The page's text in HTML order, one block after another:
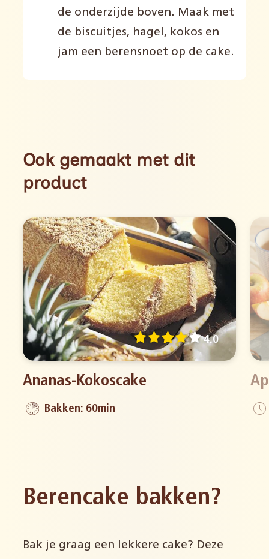
de onderzijde boven. Maak met
de biscuitjes, hagel, kokos en
jam een berensnoet op de cake.
Ook gemaakt met dit
product
Ananas-Kokoscake
Bakken: 60min
4.0
Berencake bakken?
Bak je graag een lekkere cake? Deze